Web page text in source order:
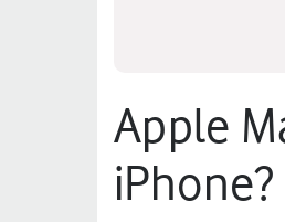
Apple
iPhone?